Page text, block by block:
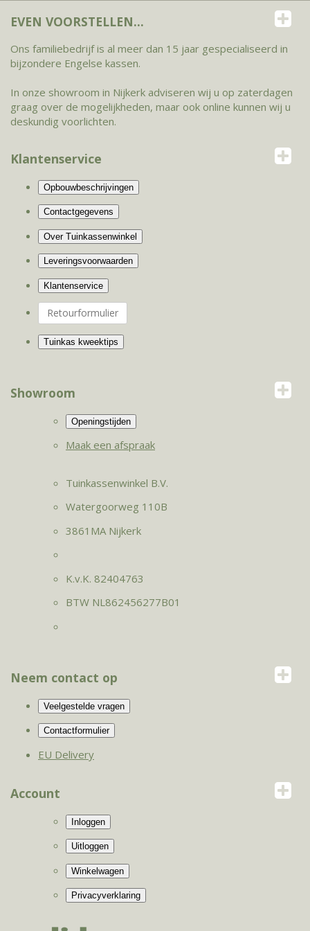
EVEN VOORSTELLEN...
Ons familiebedrijf is al meer dan 15 jaar gespecialiseerd in
bijzondere Engelse kassen.
In onze showroom in Nijkerk adviseren wij u op zaterdagen
graag over de mogelijkheden, maar ook online kunnen wij u
deskundig voorlichten.
Klantenservice
Retourformulier
Showroom
Maak een afspraak
Tuinkassenwinkel B.V.
Watergoorweg 110B
3861MA Nijkerk
K.v.K. 82404763
BTW NL862456277B01
Neem contact op
EU Delivery
Account